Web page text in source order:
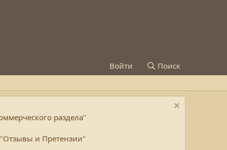
Войти Поиск
раздела"
Отзывы и Претензии"